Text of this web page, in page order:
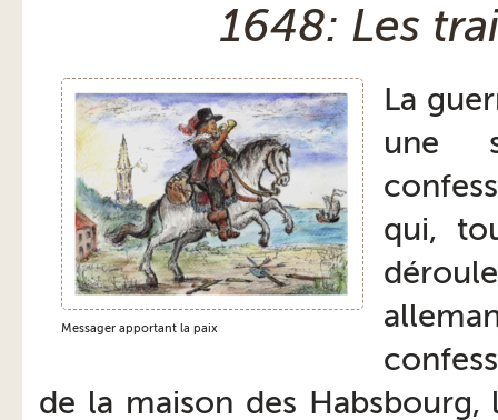
1648: Les
Messager apportant la paix
La
une
qui,
de la maison des